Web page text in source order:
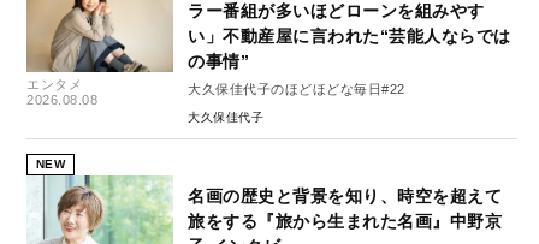
エンタメ
2026.08.08
ラー番組が多いほどローンを組みやす
い」不動産屋に言われた“芸能人ならでは
の事情”
大久保佳代子のほどほどな毎日#22
大久保佳代子
NEW
名画の歴史と背景を知り、時空を超えて
旅をする『旅から生まれた名画』中野京